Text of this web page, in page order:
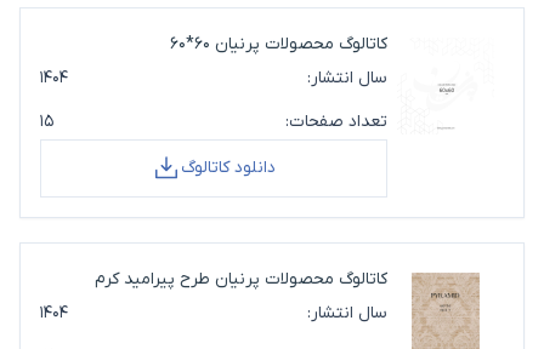
کاتالوگ محصولات پرنیان 60*60
سال انتشار:
۱۴۰۴
تعداد صفحات:
۱۵
دانلود کاتالوگ
کاتالوگ محصولات پرنیان طرح پیرامید کرم
سال انتشار:
۱۴۰۴